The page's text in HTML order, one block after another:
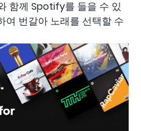
함께 Spotify를 들을 수 있
여 번갈아 노래를 선택할 수